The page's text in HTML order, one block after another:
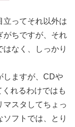
立ってそれ以外は
がちですが、それ
なく、しっかり
しますが、CDや
れるわけではも
マスタしてちょっ
フトでは、とり